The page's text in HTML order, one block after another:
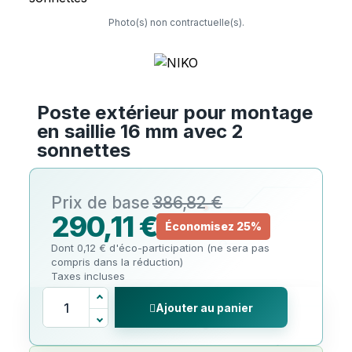
Photo(s) non contractuelle(s).
Poste extérieur pour montage
en saillie 16 mm avec 2
sonnettes
386,82 €
290,11 € Économisez 25%
Dont 0,12 € d'éco-participation (ne sera pas
compris dans la réduction)
Taxes incluses
Ajouter au panier